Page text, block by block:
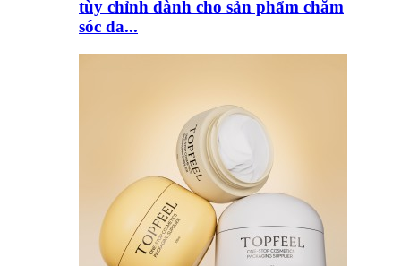
tùy chỉnh dành cho sản phẩm chăm
sóc da...